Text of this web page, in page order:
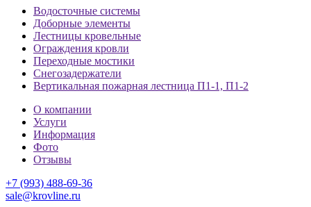
Водосточные системы
Доборные элементы
Лестницы кровельные
Ограждения кровли
Переходные мостики
Снегозадержатели
Вертикальная пожарная лестница П1-1, П1-2
О компании
Услуги
Информация
Фото
Отзывы
+7 (993) 488-69-36
sale@krovline.ru